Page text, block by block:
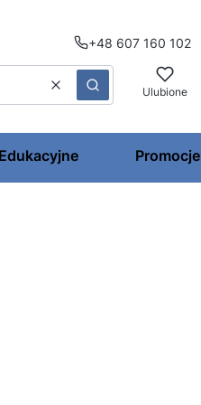
+48 607 160 102
WyczyśćSzukaj Ulubione
Promocje